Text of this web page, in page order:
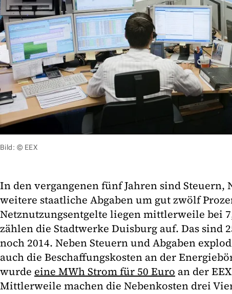
Bild: © EEX
In den vergangenen fünf Jahren sind Steuern,
weitere staatliche Abgaben um gut zwölf
Netznutzungsentgelte liegen mittlerweile bei
zählen die Stadtwerke Duisburg auf. Das sind
noch 2014. Neben Steuern und Abgaben
auch die Beschaffungskosten an der
wurde eine MWh Strom für 50 Euro an der
Mittlerweile machen die Nebenkosten drei